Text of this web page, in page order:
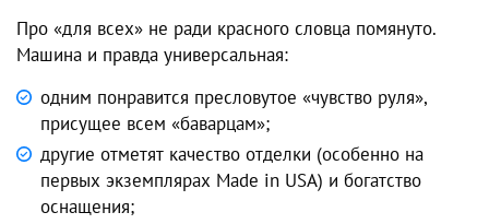
Про «для всех» не ради красного словца помянуто.
Машина и правда универсальная:
одним понравится пресловутое «чувство руля»,
присущее всем «баварцам»;
другие отметят качество отделки (особенно на
первых экземплярах Made in USA) и богатство
оснащения;